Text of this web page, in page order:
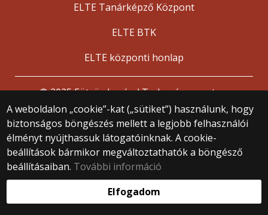
A weboldalon „cookie”-kat („sütiket”) használunk, hogy
biztonságos böngészés mellett a legjobb felhasználói
élményt nyújthassuk látogatóinknak. A cookie-
beállítások bármikor megváltoztathatók a böngésző
beállításaiban. További információ
Elfogadom
ELTE Tanárképző Központ
ELTE BTK
ELTE központi honlap
© 2025 Eötvös Loránd Tudományegyetem
Minden jog fenntartva.
1053 Budapest, Egyetem tér 1–3.
Központi telefonszám: +36 1 411 6500
Webfejlesztés: